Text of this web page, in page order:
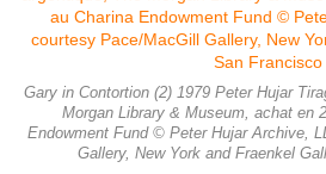
Gary in Contortion (2) 1979 Peter Hujar
Morgan Library & Museum, achat en
Endowment Fund © Peter Hujar Archive,
Gallery, New York and Fraenkel